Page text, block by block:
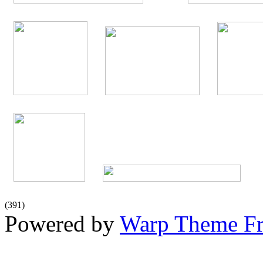
(391)
Powered by Warp Theme